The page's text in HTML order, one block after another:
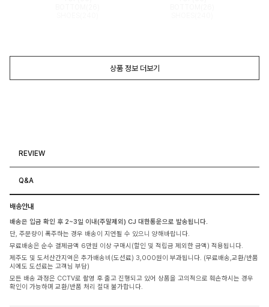
상품 정보 더보기
REVIEW
Q&A
배송안내
배송은 입금 확인 후 2~3일 이내(주말제외) CJ 대한통운으로 발송됩니다.
단, 주문량이 폭주하는 경우 배송이 지연될 수 있으니 양해바랍니다.
무료배송은 순수 결제금액 6만원 이상 구매시(할인 및 적립금 제외한 금액) 적용됩니다.
제주도 및 도서산간지역은 추가배송비(도선료) 3,000원이 부과됩니다. (무료배송,교환/반품
시에도 도선료는 고객님 부담)
모든 배송 과정은 CCTV로 촬영 후 출고 진행되고 있어 상품을 고의적으로 훼손하시는 경우
확인이 가능하며 교환/반품 처리 절대 불가합니다.